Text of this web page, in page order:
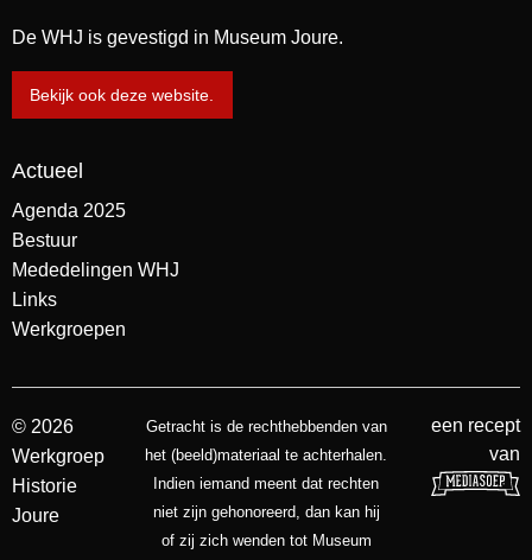
De WHJ is gevestigd in Museum Joure.
Bekijk ook deze website.
Actueel
Agenda 2025
Bestuur
Mededelingen WHJ
Links
Werkgroepen
© 2026
Werkgroep
Historie
Joure
Getracht is de rechthebbenden van
het (beeld)materiaal te achterhalen.
Indien iemand meent dat rechten
niet zijn gehonoreerd, dan kan hij
of zij zich wenden tot Museum
een recept
van